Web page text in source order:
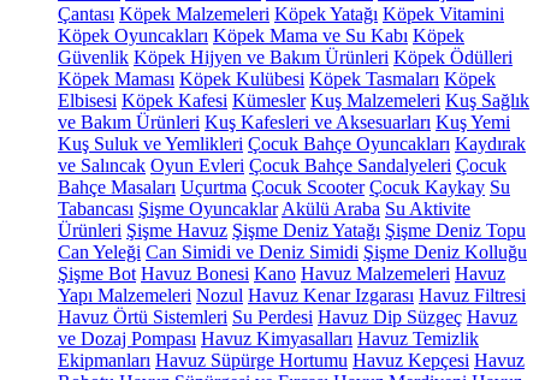
Çantası Köpek Malzemeleri Köpek Yatağı Köpek Vitamini
Köpek Oyuncakları Köpek Mama ve Su Kabı Köpek
Güvenlik Köpek Hijyen ve Bakım Ürünleri Köpek Ödülleri
Köpek Maması Köpek Kulübesi Köpek Tasmaları Köpek
Elbisesi Köpek Kafesi Kümesler Kuş Malzemeleri Kuş Sağlık
ve Bakım Ürünleri Kuş Kafesleri ve Aksesuarları Kuş Yemi
Kuş Suluk ve Yemlikleri Çocuk Bahçe Oyuncakları Kaydırak
ve Salıncak Oyun Evleri Çocuk Bahçe Sandalyeleri Çocuk
Bahçe Masaları Uçurtma Çocuk Scooter Çocuk Kaykay Su
Tabancası Şişme Oyuncaklar Akülü Araba Su Aktivite
Ürünleri Şişme Havuz Şişme Deniz Yatağı Şişme Deniz Topu
Can Yeleği Can Simidi ve Deniz Simidi Şişme Deniz Kolluğu
Şişme Bot Havuz Bonesi Kano Havuz Malzemeleri Havuz
Yapı Malzemeleri Nozul Havuz Kenar Izgarası Havuz Filtresi
Havuz Örtü Sistemleri Su Perdesi Havuz Dip Süzgeç Havuz
ve Dozaj Pompası Havuz Kimyasalları Havuz Temizlik
Ekipmanları Havuz Süpürge Hortumu Havuz Kepçesi Havuz